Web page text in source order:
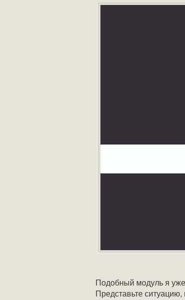
Подобный модуль я уже
Представьте